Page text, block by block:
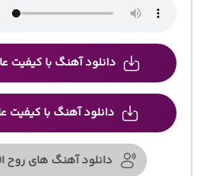
دانلود آهنگ با کیفیت
دانلود آهنگ با کیفیت
دانلود آهنگ های روح